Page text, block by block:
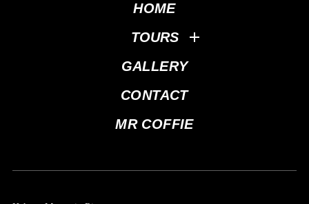
HOME
TOURS
GALLERY
CONTACT
MR COFFIE